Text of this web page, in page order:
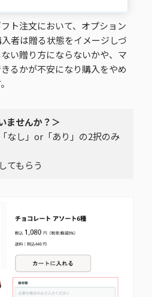
ト注文において、オプション
者は贈る状態をイメージしづ
い贈り方にならないかや、マ
るかが不安になり購入をやめ
ませんか？＞
なし」or「あり」の2択のみ
てもらう